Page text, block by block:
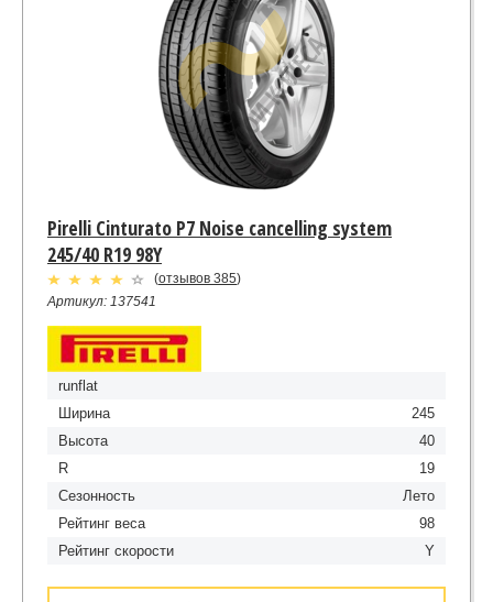
Pirelli Cinturato P7 Noise cancelling system
245/40 R19 98Y
(отзывов 385)
Артикул: 137541
runflat
Ширина
245
Высота
40
R
19
Сезонность
Лето
Рейтинг веса
98
Рейтинг скорости
Y